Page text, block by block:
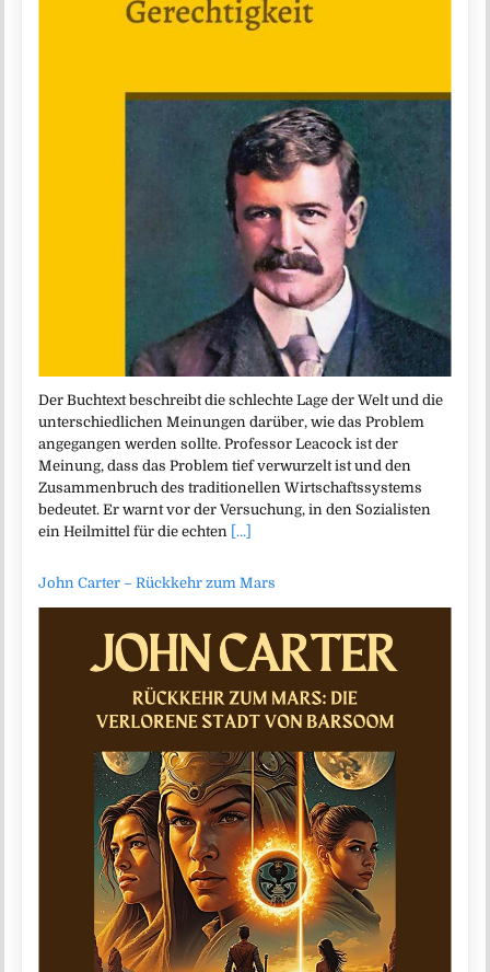
Der Buchtext beschreibt die schlechte Lage der Welt und die
unterschiedlichen Meinungen darüber, wie das Problem
angegangen werden sollte. Professor Leacock ist der
Meinung, dass das Problem tief verwurzelt ist und den
Zusammenbruch des traditionellen Wirtschaftssystems
bedeutet. Er warnt vor der Versuchung, in den Sozialisten
ein Heilmittel für die echten [...]
John Carter – Rückkehr zum Mars